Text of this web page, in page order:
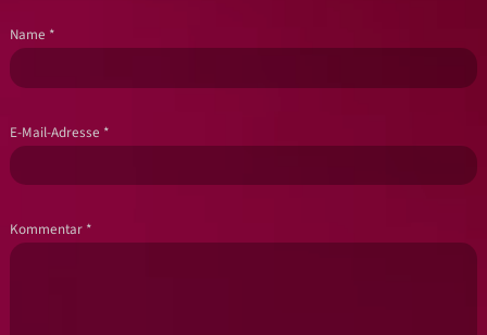
Name *
E-Mail-Adresse *
Kommentar *